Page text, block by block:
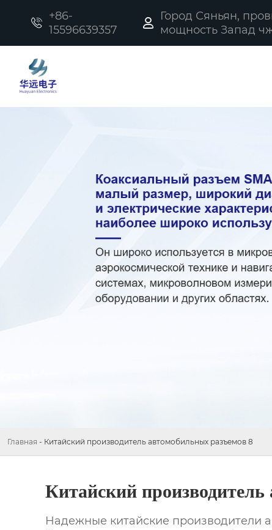

+86-
15596639357

Город Сяньян,
мощность Запад
Главная - Китайский производитель автомобильных разъемов 8
Китайский
Надежные китайские производители